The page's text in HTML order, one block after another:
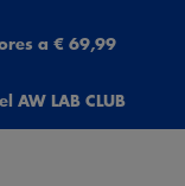
a € 69,99
LAB CLUB